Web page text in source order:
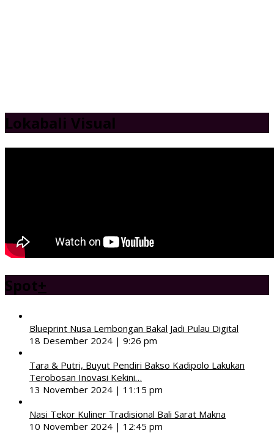
Lokabali Visual
Spot+
Blueprint Nusa Lembongan Bakal Jadi Pulau Digital
18 Desember 2024 | 9:26 pm
Tara & Putri, Buyut Pendiri Bakso Kadipolo Lakukan
Terobosan Inovasi Kekini…
13 November 2024 | 11:15 pm
Nasi Tekor Kuliner Tradisional Bali Sarat Makna
10 November 2024 | 12:45 pm